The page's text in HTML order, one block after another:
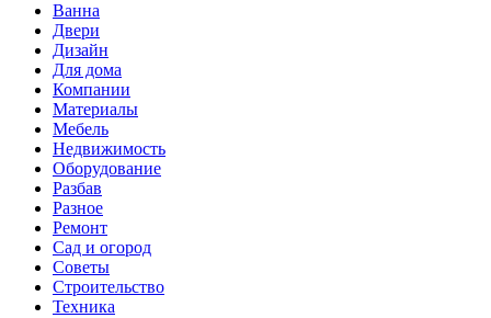
Ванна
Двери
Дизайн
Для дома
Компании
Материалы
Мебель
Недвижимость
Оборудование
Разбав
Разное
Ремонт
Сад и огород
Советы
Строительство
Техника